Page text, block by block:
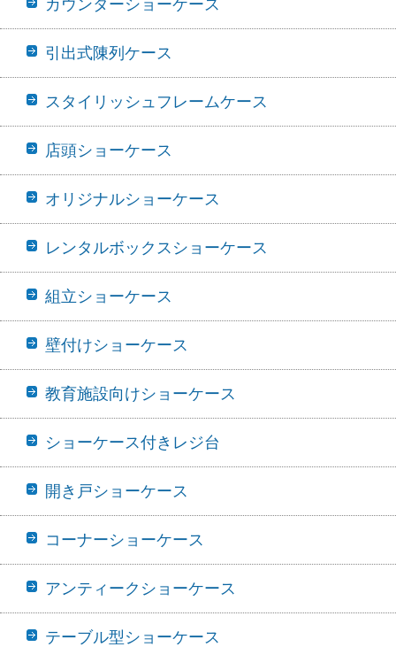
カウンターショーケース
引出式陳列ケース
スタイリッシュフレームケース
店頭ショーケース
オリジナルショーケース
レンタルボックスショーケース
組立ショーケース
壁付けショーケース
教育施設向けショーケース
ショーケース付きレジ台
開き戸ショーケース
コーナーショーケース
アンティークショーケース
テーブル型ショーケース